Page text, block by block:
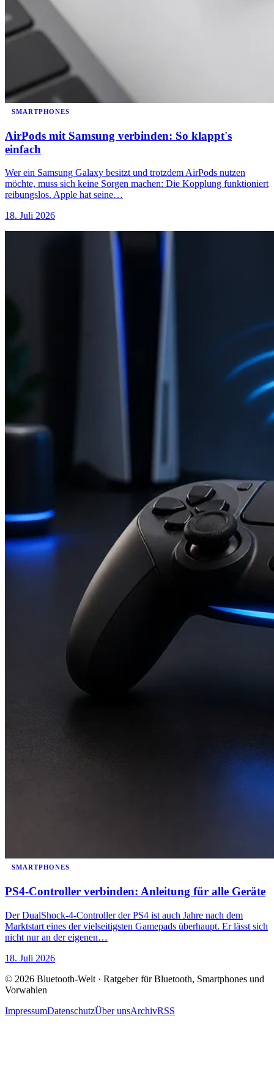
SMARTPHONES
AirPods mit Samsung verbinden: So klappt's
einfach
Wer ein Samsung Galaxy besitzt und trotzdem AirPods nutzen
möchte, muss sich keine Sorgen machen: Die Kopplung funktioniert
reibungslos. Apple hat seine…
18. Juli 2026
SMARTPHONES
PS4-Controller verbinden: Anleitung für alle Geräte
Der DualShock-4-Controller der PS4 ist auch Jahre nach dem
Marktstart eines der vielseitigsten Gamepads überhaupt. Er lässt sich
nicht nur an der eigenen…
18. Juli 2026
© 2026 Bluetooth-Welt · Ratgeber für Bluetooth, Smartphones und
Vorwahlen
ImpressumDatenschutzÜber unsArchivRSS